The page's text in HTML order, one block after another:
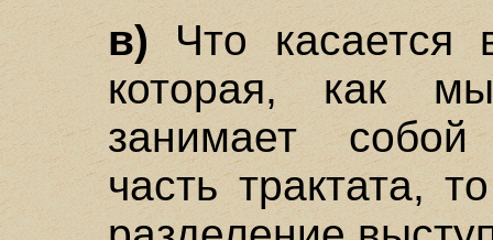
в) Что касается
которая, как
занимает
часть трактата,